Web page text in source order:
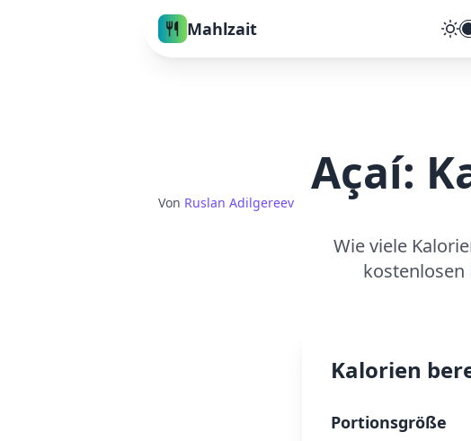
Mahlzait
Açaí:
Von Ruslan Adilgereev
Wie viele
kostenlosen
Kalorien
Portionsgröße